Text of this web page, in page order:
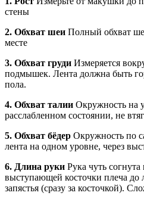
стены
2. Обхват шеи Полный обхват
месте
3. Обхват груди Измеряется
подмышек. Лента должна быть
пола.
4. Обхват талии Окружность на
расслабленном состоянии, не
5. Обхват бёдер Окружность по
лента на одном уровне, через
6. Длина руки Рука чуть
выступающей косточки плеча до
запястья (сразу за косточкой).